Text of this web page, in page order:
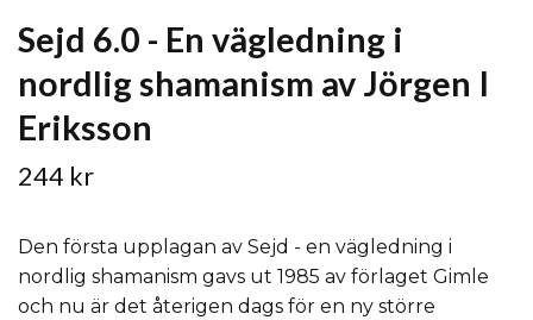
Sejd 6.0 - En vägledning i
nordlig shamanism av Jörgen I
Eriksson
244 kr
Den första upplagan av Sejd - en vägledning i
nordlig shamanism gavs ut 1985 av förlaget Gimle
och nu är det återigen dags för en ny större